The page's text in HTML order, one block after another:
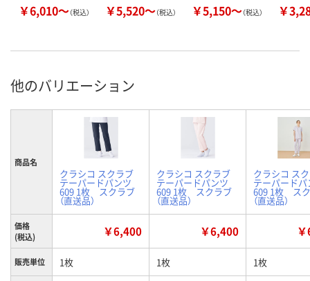
￥6,010～（税込） ￥5,520～（税込） ￥5,150～（税込） ￥
他のバリエーション
商品名
クラシコ スクラブ
テーパードパンツ
609 1枚 スクラブ
（直送品）
クラシコ スクラブ
テーパードパンツ
609 1枚 スクラブ
（直送品）
クラシコ ス
テーパードパ
609 1枚 ス
（直送品）
価格
(税込)
￥6,400 ￥6,400
販売単位 1枚 1枚 1枚